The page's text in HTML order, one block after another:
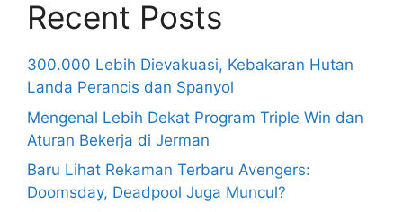
Recent Posts
300.000 Lebih Dievakuasi, Kebakaran Hutan
Landa Perancis dan Spanyol
Mengenal Lebih Dekat Program Triple Win dan
Aturan Bekerja di Jerman
Baru Lihat Rekaman Terbaru Avengers:
Doomsday, Deadpool Juga Muncul?